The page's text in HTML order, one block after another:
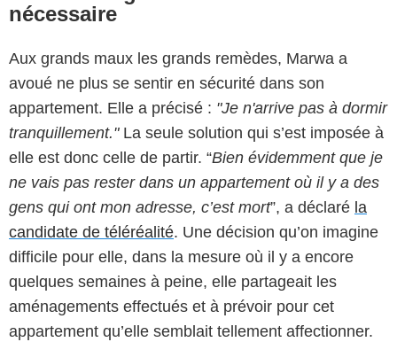
nécessaire
Aux grands maux les grands remèdes, Marwa a
avoué ne plus se sentir en sécurité dans son
appartement. Elle a précisé : "Je n'arrive pas à dormir
tranquillement."La seule solution qui s’est imposée à
elle est donc celle de partir. “Bien évidemment que je
ne vais pas rester dans un appartement où il y a des
gens qui ont mon adresse, c’est mort”, a déclaré la
candidate de téléréalité. Une décision qu’on imagine
difficile pour elle, dans la mesure où il y a encore
quelques semaines à peine, elle partageait les
aménagements effectués et à prévoir pour cet
appartement qu’elle semblait tellement affectionner.